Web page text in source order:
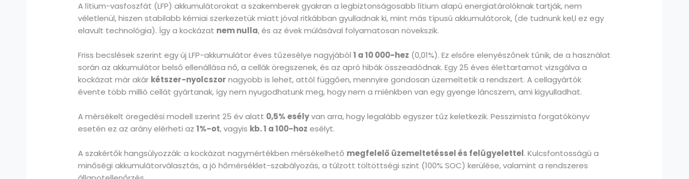
A lítium-vasfoszfát (LFP) akkumulátorokat a szakemberek gyakran a legbiztonságosabb lítium alapú energiatárolóknak tartják, nem
véletlenül, hiszen stabilabb kémiai szerkezetük miatt jóval ritkábban gyulladnak ki, mint más típusú akkumulátorok, (de tudnunk kel,l ez egy
elavult technológia). Így a kockázat nem nulla, és az évek múlásával folyamatosan növekszik.
Friss becslések szerint egy új LFP-akkumulátor éves tűzesélye nagyjából1 a 10 000-hez (0,01%). Ez elsőre elenyészőnek tűnik, de a használat
során az akkumulátor belső ellenállása nő, a cellák öregszenek, és az apró hibák összeadódnak. Egy 25 éves élettartamot vizsgálva a
kockázat már akár kétszer-nyolcszor nagyobb is lehet, attól függően, mennyire gondosan üzemeltetik a rendszert. A cellagyártók
évente több millió cellát gyártanak, így nem nyugodhatunk meg, hogy nem a miénkben van egy gyenge láncszem, ami kigyulladhat.
A mérsékelt öregedési modell szerint 25 év alatt 0,5% esélyvan arra, hogy legalább egyszer tűz keletkezik. Pesszimista forgatókönyv
esetén ez az arány elérheti az1%-ot, vagyis kb. 1 a 100-hoz esélyt.
A szakértők hangsúlyozzák: a kockázat nagymértékben mérsékelhető megfelelő üzemeltetéssel és felügyelettel. Kulcsfontosságú a
minőségi akkumulátorválasztás, a jó hőmérséklet-szabályozás, a túlzott töltöttségi szint (100% SOC) kerülése, valamint a rendszeres